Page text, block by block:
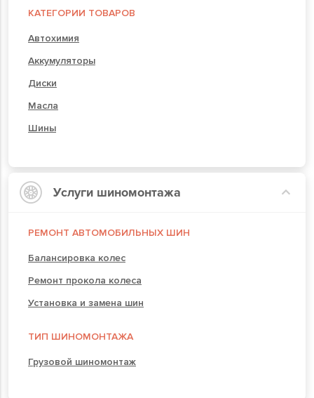
КАТЕГОРИИ ТОВАРОВ
Автохимия
Аккумуляторы
Диски
Масла
Шины
Услуги шиномонтажа
РЕМОНТ АВТОМОБИЛЬНЫХ ШИН
Балансировка колес
Ремонт прокола колеса
Установка и замена шин
ТИП ШИНОМОНТАЖА
Грузовой шиномонтаж